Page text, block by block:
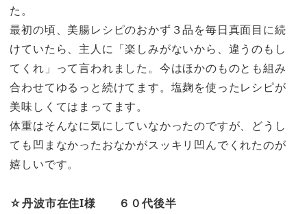
た。
最初の頃、美腸レシピのおかず３品を毎日真面目に続
けていたら、主人に「楽しみがないから、違うのもし
てくれ」って言われました。今はほかのものとも組み
合わせてゆるっと続けてます。塩麹を使ったレシピが
美味しくてはまってます。
体重はそんなに気にしていなかったのですが、どうし
ても凹まなかったおなかがスッキリ凹んでくれたのが
嬉しいです。
☆丹波市在住I様 ６０代後半